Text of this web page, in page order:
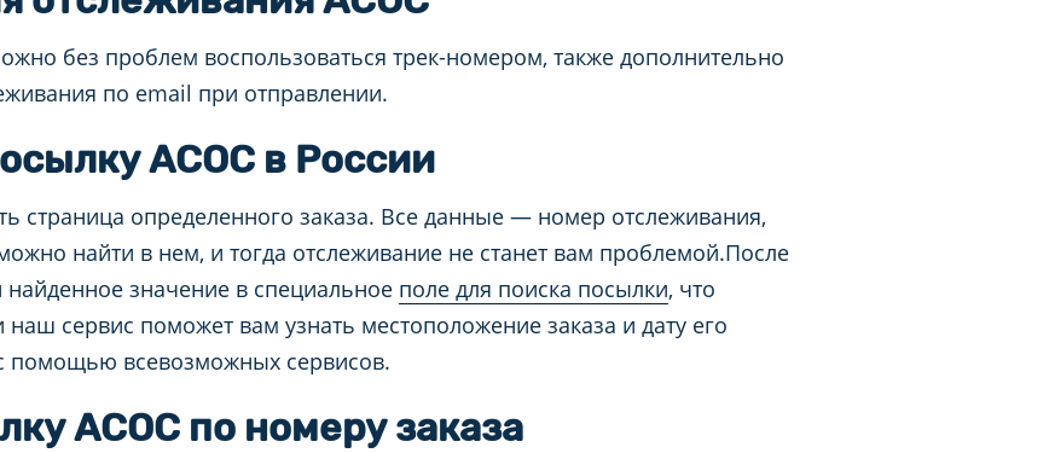
без проблем воспользоваться трек-номером, также дополнительно
по email при отправлении.
АСОС в России
страница определенного заказа. Все данные — номер отслеживания,
найти в нем, и тогда отслеживание не станет вам проблемой.После
значение в специальное поле для поиска посылки, что
наш сервис поможет вам узнать местоположение заказа и дату его
помощью всевозможных сервисов.
АСОС по номеру заказа